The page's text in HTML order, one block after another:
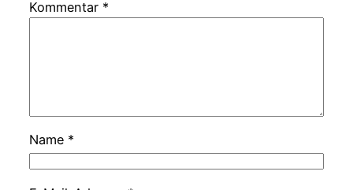
Kommentar *
Name *